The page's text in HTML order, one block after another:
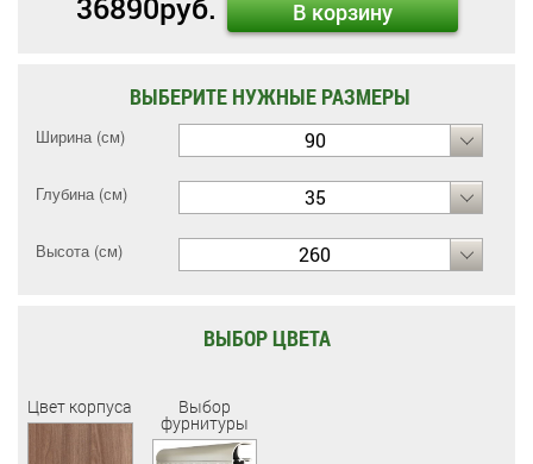
В корзину
ВЫБЕРИТЕ НУЖНЫЕ РАЗМЕРЫ
Ширина (см) 90
Глубина (см) 35
Высота (см) 260
ВЫБОР ЦВЕТА
Цвет корпуса Выбор
фурнитуры